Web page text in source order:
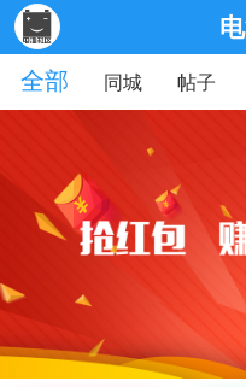
全部
同城 帖子